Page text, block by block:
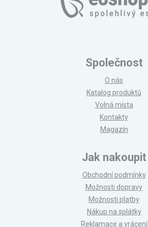
Společnost
O nás
Katalog produktů
Volná místa
Kontakty
Magazín
Jak nakoupit
Obchodní podmínky
Možnosti dopravy
Možnosti platby
Nákup na splátky
Reklamace a vrácení